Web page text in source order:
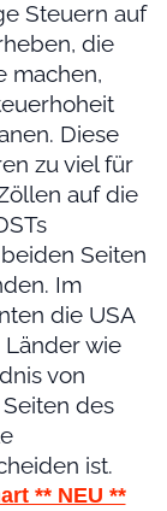
Steuern auf
die
machen,
Diese
zu viel für
auf die
Seiten
Im
die USA
wie
von
des
ist.
** NEU **